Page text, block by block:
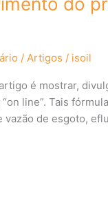
/ Artigos / isoil
é mostrar,
line”. Tais
vazão de esgoto,